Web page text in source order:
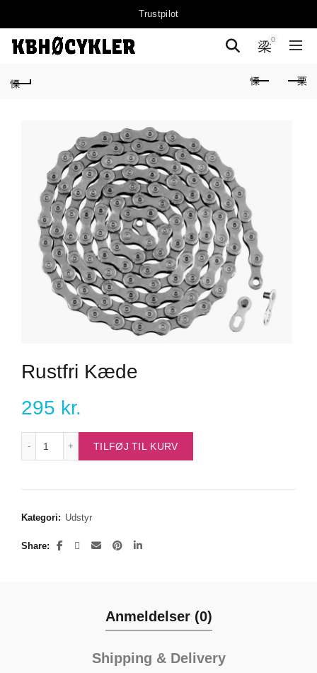
Trustpilot
0
Rustfri Kæde
295 kr.
TILFØJ TIL KURV
Kategori: Udstyr
Share
Anmeldelser (0)
Shipping & Delivery